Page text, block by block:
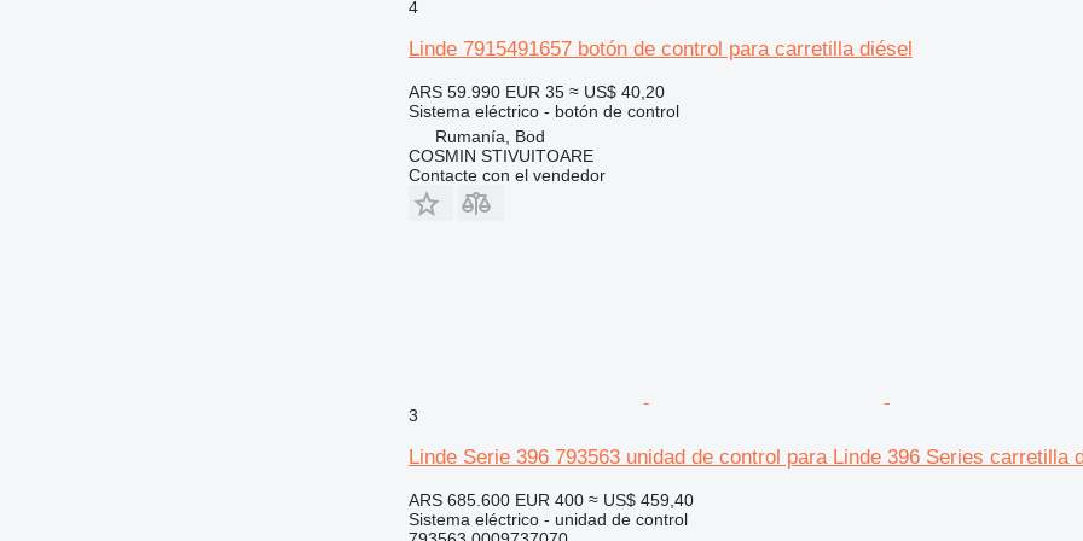
4
Linde 7915491657 botón de control para carretilla diésel
ARS 59.990 EUR 35 ≈ US$ 40,20
Sistema eléctrico - botón de control
Rumanía, Bod
COSMIN STIVUITOARE
Contacte con el vendedor
3
Linde Serie 396 793563 unidad de control para Linde 396 Series carretilla
ARS 685.600 EUR 400 ≈ US$ 459,40
Sistema eléctrico - unidad de control